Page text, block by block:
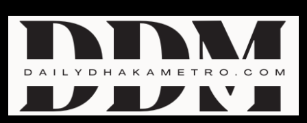
প্রধানমন্ত্রী
ফিফা সভাপতির বিরুদ্ধে এবার
‘নারী সংক্রান্ত অভিযোগ
ছেলেকে নিয়ে রোনালদোর যে বড়